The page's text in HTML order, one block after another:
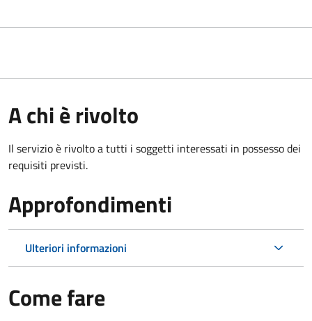
A chi è rivolto
Il servizio è rivolto a tutti i soggetti interessati in possesso dei
requisiti previsti.
Approfondimenti
Ulteriori informazioni
Come fare